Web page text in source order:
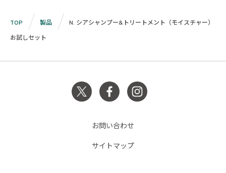
TOP 製品
N. シアシャンプー&トリートメント（モイスチャー）
お試しセット
お問い合わせ
サイトマップ